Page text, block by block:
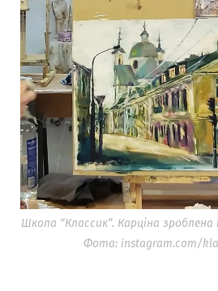
Школа “Классик”. Карціна
Фота: instagram.com/